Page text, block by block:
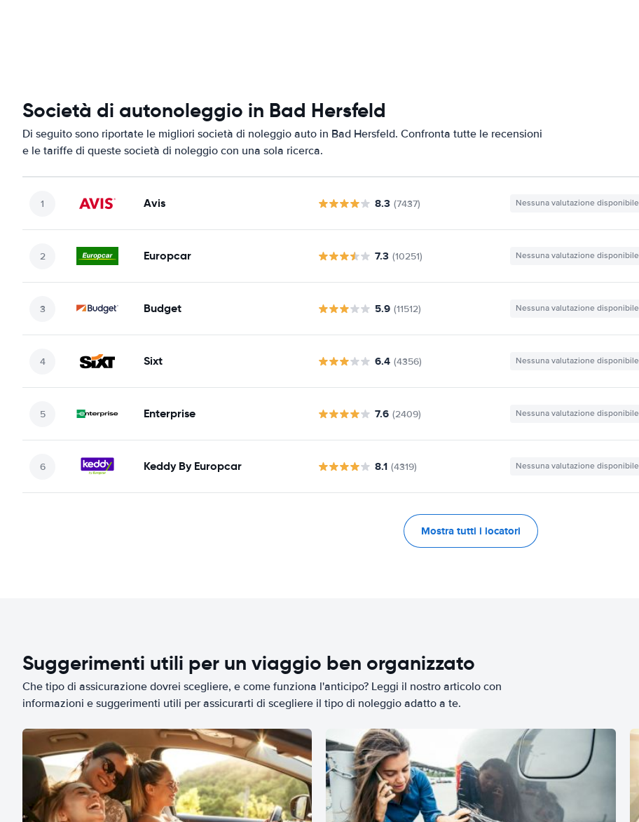
Società di autonoleggio in Bad Hersfeld
Di seguito sono riportate le migliori società di noleggio auto in Bad Hersfeld. Confronta tutte le recensioni
e le tariffe di queste società di noleggio con una sola ricerca.
Avis 8.3 (7437) Nessuna valutazione disponibile
Europcar 7.3 (10251) Nessuna valutazione disponibile
Budget 5.9 (11512) Nessuna valutazione disponibile
Sixt 6.4 (4356) Nessuna valutazione disponibile
Enterprise 7.6 (2409) Nessuna valutazione disponibile
Keddy By Europcar 8.1 (4319) Nessuna valutazione disponibile
Mostra tutti i locatori
Suggerimenti utili per un viaggio ben organizzato
Che tipo di assicurazione dovrei scegliere, e come funziona l'anticipo? Leggi il nostro articolo con
informazioni e suggerimenti utili per assicurarti di scegliere il tipo di noleggio adatto a te.